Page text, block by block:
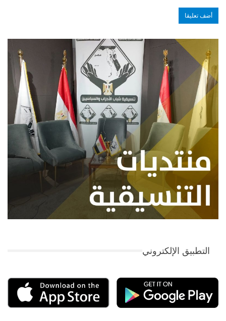
التطبيق الإلكتروني